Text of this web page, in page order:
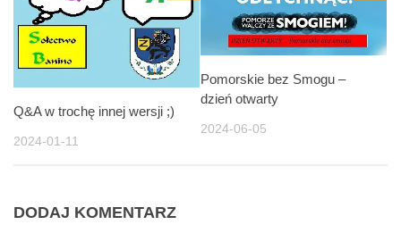
Q&A w trochę innej wersji ;)
2024-01-11
Pomorskie bez Smogu –
dzień otwarty
2024-06-05
DODAJ KOMENTARZ